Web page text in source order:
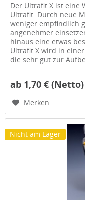
Der Ultrafit X ist eine
Ultrafit. Durch neue
weniger empfindlich
angenehmer
hinaus eine etwas
Ultrafit X wird in
die sehr gut zur
ab 1,70 €
Merken
Nicht am Lager